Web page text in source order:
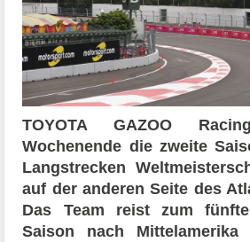
TOYOTA GAZOO
Wochenende die zweite
Langstrecken
auf der anderen Seite des
Das Team reist zum
Saison nach